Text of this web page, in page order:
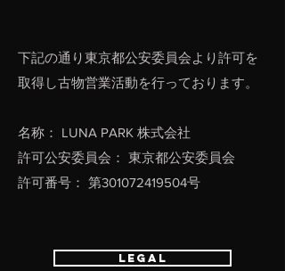
下記の通り東京都公安委員会より許可を
取得し古物営業活動を行っております。
名称： LUNA PARK 株式会社
許可公安委員会： 東京都公安委員会
許可番号： 第301072419504号
Legal